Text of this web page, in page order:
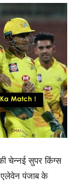
चेन्नई सुपर किंग्स
एलेवेन पंजाब के